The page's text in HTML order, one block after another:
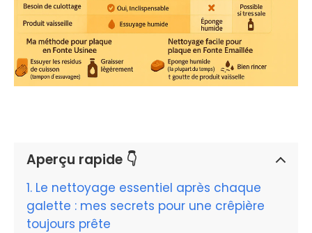
Aperçu rapide 👇
Le nettoyage essentiel après chaque
galette : mes secrets pour une crêpière
toujours prête